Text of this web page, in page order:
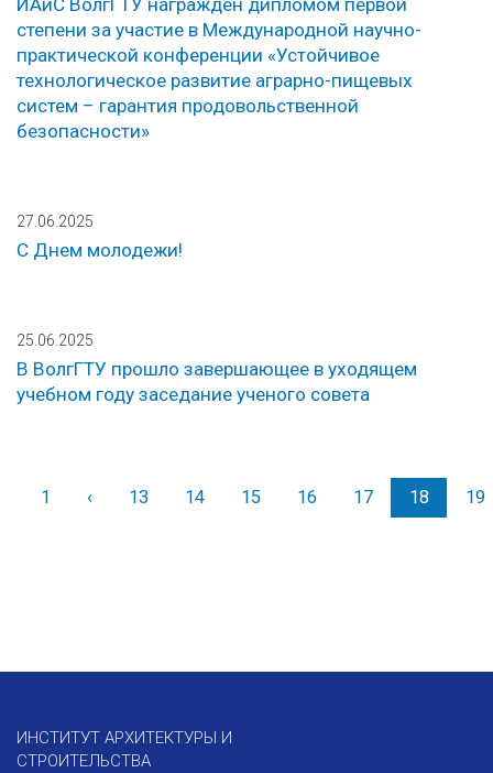
ИАиС ВолгГТУ награжден дипломом первой
степени за участие в Международной научно-
практической конференции «Устойчивое
технологическое развитие аграрно-пищевых
систем – гарантия продовольственной
безопасности»
27.06.2025
С Днем молодежи!
25.06.2025
В ВолгГТУ прошло завершающее в уходящем
учебном году заседание ученого совета
1 ‹Назад
13 14 15 16 17 18 19
ИНСТИТУТ АРХИТЕКТУРЫ И
СТРОИТЕЛЬСТВА